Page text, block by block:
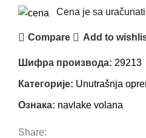
Cena je sa
Compare Add to
Шифра производа: 29213
Категорије: Unutrašnja
Ознака: navlake volana
Share: